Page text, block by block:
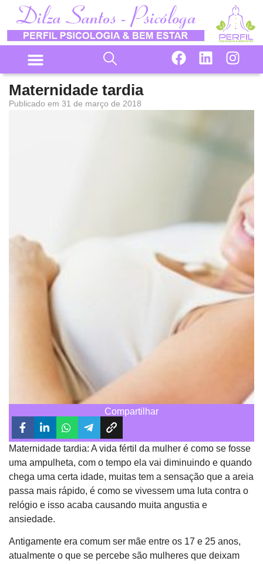
Maternidade tardia
Publicado em 31 de março de 2018
Compartilhar
Maternidade tardia: A vida fértil da mulher é como se fosse
uma ampulheta, com o tempo ela vai diminuindo e quando
chega uma certa idade, muitas tem a sensação que a areia
passa mais rápido, é como se vivessem uma luta contra o
relógio e isso acaba causando muita angustia e
ansiedade.
Antigamente era comum ser mãe entre os 17 e 25 anos,
atualmente o que se percebe são mulheres que deixam